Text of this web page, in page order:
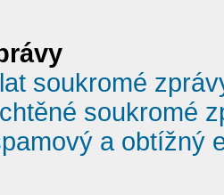
soukromé
soukromé
a obtížný